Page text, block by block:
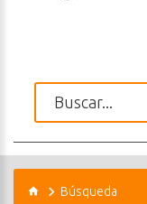
Búsqueda